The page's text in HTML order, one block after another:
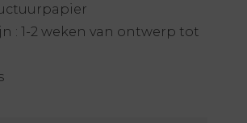
: 1-2 weken van ontwerp tot